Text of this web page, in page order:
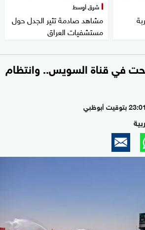
شرق أوسط
مشاهد صادمة تثير الجدل حول
مستشفيات العراق
في قناة السويس.. وانتظام